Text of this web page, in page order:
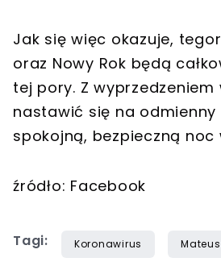
Jak się więc okazuje,
oraz Nowy Rok będą
tej pory. Z
nastawić się na odmienny
spokojną, bezpieczną noc
źródło: Facebook
Tagi: Koronawirus